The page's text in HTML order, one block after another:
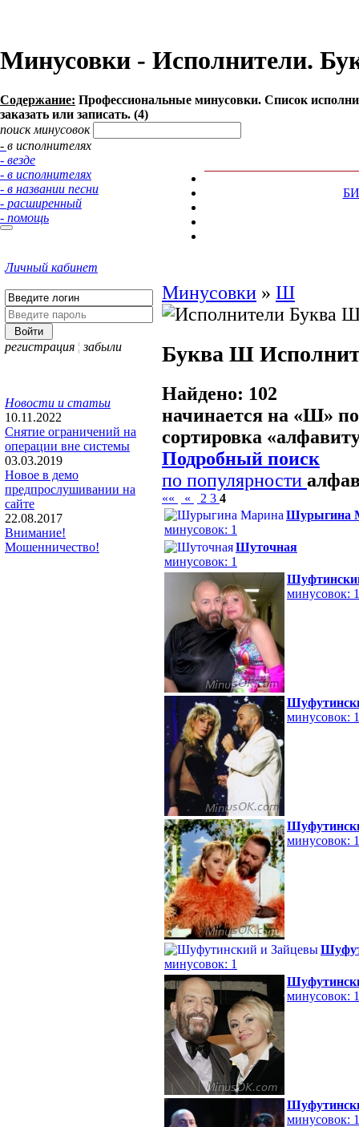
Минусовки - Исполнители.
Содержание: Профессиональные минусовки. Список
заказать или записать. (4)
поиск минусовок
- в исполнителях
- везде
- в исполнителях
- в названии песни
- расширенный
- помощь
Личный кабинет
регистрация ¦ забыли
Новости и статьи
10.11.2022
Снятие ограничений на
операции вне системы
03.03.2019
Новое в демо
предпрослушивании на
сайте
22.08.2017
Внимание!
Мошенничество!
Минусовки » Ш
Буква Ш
Найдено: 102
начинается на «Ш»
сортировка «
Подробный поиск
по популярности
«« « 2 3 4
Шурыгина
минусовок: 1
Шуточная
минусовок: 1
минусовок: 1
минусовок: 1
минусовок: 1
минусовок: 1
минусовок: 1
минусовок: 1